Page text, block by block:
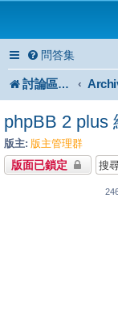
問答集
討論區首頁
phpBB 2 plus
版主: 版主管理群
版面已鎖定